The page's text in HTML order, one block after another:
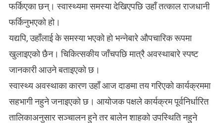
फर्किएका छन्। स्वास्थ्यमा समस्या देखिएपछि उहाँ तत्काल राजधानी
फर्किनुभएको हो।
यद्यपि, उहाँलाई के समस्या भएको हो भन्नेबारे औपचारिक रूपमा
खुलाइएको छैन। चिकित्सकीय जाँचपछि मात्रै अवस्थाबारे स्पष्ट
जानकारी आउने बताइएको छ।
स्वास्थ्य अवस्थाका कारण उहाँ आज दाङमा तय गरिएको कार्यक्रममा
सहभागी नहुने जनाइएको छ। आयोजक पक्षले कार्यक्रम पूर्वनिर्धारित
तालिकाअनुसार सञ्चालन हुने तर बालेन शाहको उपस्थिति नहुने